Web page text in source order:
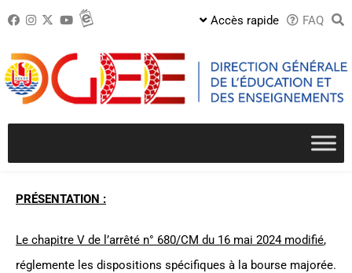
Passer
contenu
Accès rapide FAQ
PRÉSENTATION :
Le chapitre V de l’arrêté n° 680/CM du 16 mai 2024 modifié,
réglemente les dispositions spécifiques à la bourse majorée.